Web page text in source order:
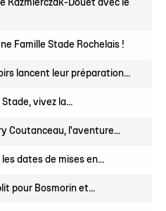
Kazmierczak-Douet avec le
Famille Stade Rochelais !
lancent leur préparation...
vivez la...
Coutanceau, l'aventure...
dates de mises en...
pour Bosmorin et...